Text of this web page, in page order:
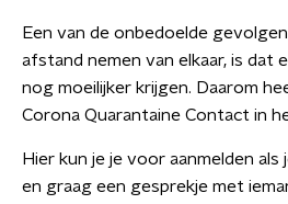
Een van de onbedoelde
afstand nemen van elkaar, is dat
nog moeilijker krijgen. Daarom
Corona Quarantaine Contact in
Hier kun je je voor aanmelden
en graag een gesprekje met